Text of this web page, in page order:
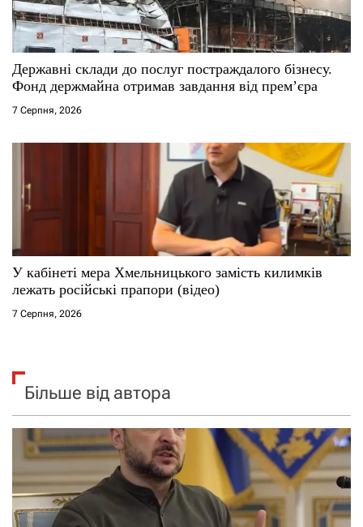
Державні склади до послуг постраждалого бізнесу.
Фонд держмайна отримав завдання від прем’єра
7 Серпня, 2026
У кабінеті мера Хмельницького замість килимків
лежать російські прапори (відео)
7 Серпня, 2026
Більше від автора